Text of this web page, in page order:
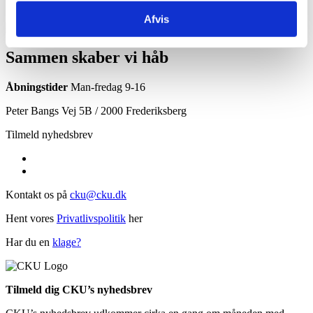
Afvis
No Events
Sammen skaber vi håb
Åbningstider Man-fredag 9-16
Peter Bangs Vej 5B / 2000 Frederiksberg
Tilmeld nyhedsbrev
Kontakt os på cku@cku.dk
Hent vores Privatlivspolitik her
Har du en klage?
Tilmeld dig CKU’s nyhedsbrev